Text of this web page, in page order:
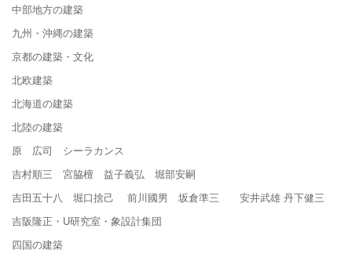
中部地方の建築
九州・沖縄の建築
京都の建築・文化
北欧建築
北海道の建築
北陸の建築
原 広司 シーラカンス
吉村順三 宮脇檀 益子義弘 堀部安嗣
吉田五十八 堀口捨己 前川國男 坂倉準三 安井武雄 丹下健三
吉阪隆正・U研究室・象設計集団
四国の建築